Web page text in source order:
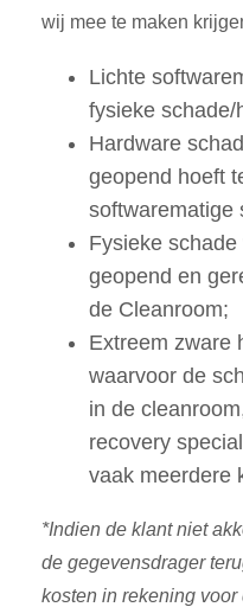
wij mee te maken
Lichte
fysieke schade/
Hardware
geopend hoeft
softwarematige
Fysieke
geopend en
de Cleanroom;
Extreem zware
waarvoor de
in de
recovery
vaak meerdere
*Indien de klant niet
de gegevensdrager
kosten in rekening voor